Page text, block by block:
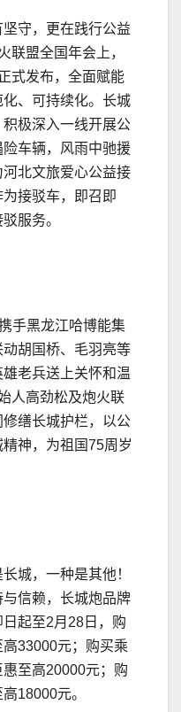
守，更在践行公益
联盟全国年会上，
式发布，全面赋能
、可持续化。长城
极深入一线开展公
车辆，风雨中驰援
北文旅爱心公益接
接驳车，即召即
服务。
手黑龙江哈博能集
胡国桥、毛羽亮等
老兵送上关怀和温
人高劲松及炮火联
缮长城护栏，以公
神，为祖国75周岁
城，一种是其他！
信赖，长城炮品牌
起至2月28日，购
33000元；购买乘
至高20000元；购
18000元。